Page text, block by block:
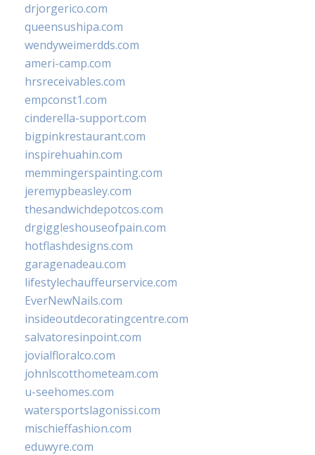
drjorgerico.com
queensushipa.com
wendyweimerdds.com
ameri-camp.com
hrsreceivables.com
empconst1.com
cinderella-support.com
bigpinkrestaurant.com
inspirehuahin.com
memmingerspainting.com
jeremypbeasley.com
thesandwichdepotcos.com
drgiggleshouseofpain.com
hotflashdesigns.com
garagenadeau.com
lifestylechauffeurservice.com
EverNewNails.com
insideoutdecoratingcentre.com
salvatoresinpoint.com
jovialfloralco.com
johnlscotthometeam.com
u-seehomes.com
watersportslagonissi.com
mischieffashion.com
eduwyre.com